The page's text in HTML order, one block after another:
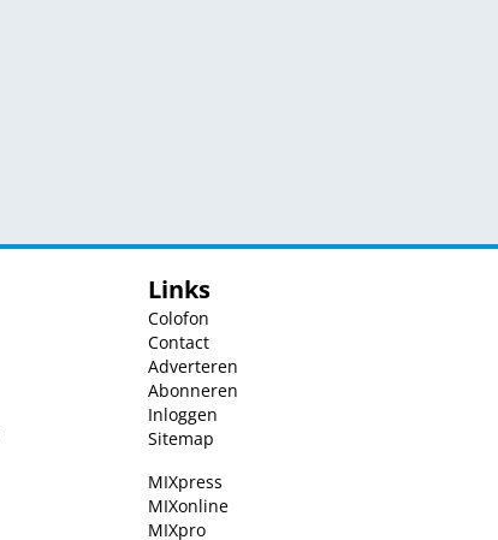
Links
Colofon
Contact
Adverteren
Abonneren
Inloggen
Sitemap
MIXpress
MIXonline
MIXpro